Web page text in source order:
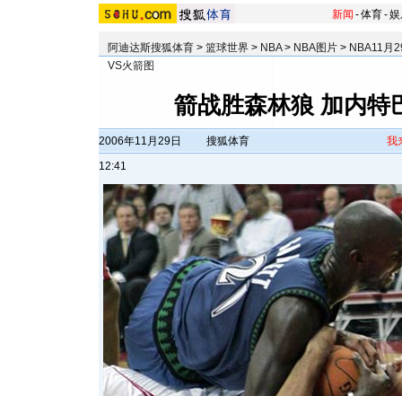
新闻 -体育-
阿迪达斯搜狐体育 > 篮球世界 > NBA> NBA图片 > NBA11月
VS火箭图
箭战胜森林狼 加内特
2006年11月29日
12:41
搜狐体育 我